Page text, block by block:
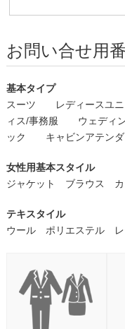
お問い合せ用
基本タイプ
スーツ
レディースユ
ィス/事務服
ウェディ
ック
キャビンアテンダ
女性用基本スタイル
ジャケット ブラウス
テキスタイル
ウール ポリエステル レ